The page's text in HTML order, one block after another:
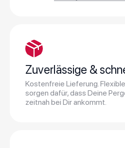
Zuverlässige &
Kostenfreie Lieferung.
sorgen dafür, dass Deine
zeitnah bei Dir ankommt.